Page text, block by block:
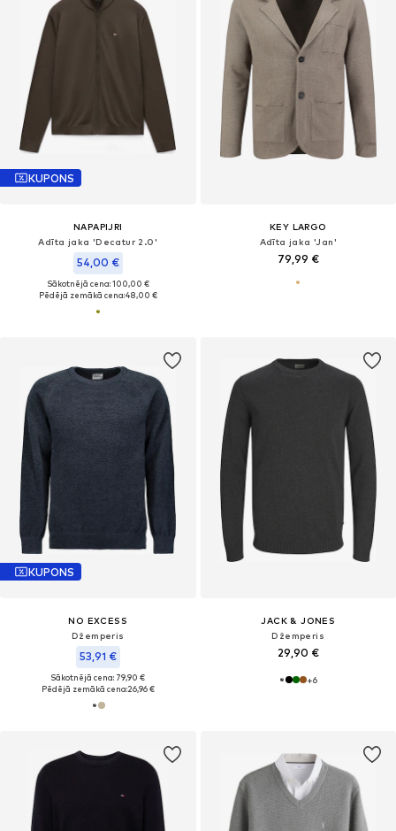
KUPONS
NAPAPIJRI
Adīta jaka 'Decatur 2.0'
54,00 €
Sākotnējā cena: 100,00 €
Pēdējā zemākā cena:48,00 €
KEY LARGO
Adīta jaka 'Jan'
79,99 €
KUPONS
NO EXCESS
Džemperis
53,91 €
Sākotnējā cena: 79,90 €
Pēdējā zemākā cena:26,96 €
JACK & JONES
Džemperis
29,90 €
+6